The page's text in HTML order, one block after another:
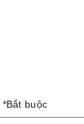
*Bắt buộc